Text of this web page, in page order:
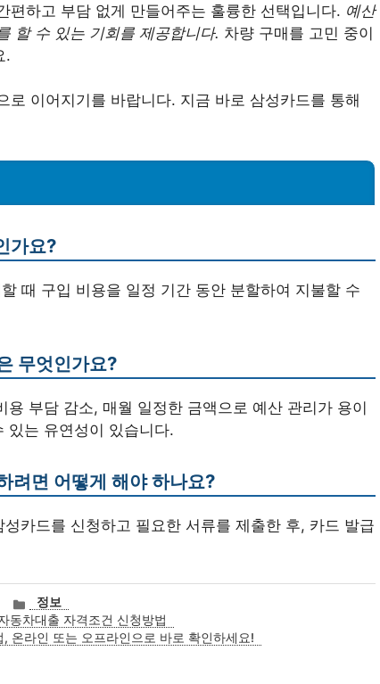
편하고 부담 없게 만들어주는 훌륭한 선택입니다. 예산
할 수 있는 기회를 제공합니다. 차량 구매를 고민 중이
.
로 이어지기를 바랍니다. 지금 바로 삼성카드를 통해
가요?
때 구입 비용을 일정 기간 동안 분할하여 지불할 수
무엇인가요?
부담 감소, 매월 일정한 금액으로 예산 관리가 용이
있는 유연성이 있습니다.
려면 어떻게 해야 하나요?
카드를 신청하고 필요한 서류를 제출한 후, 카드 발급
카
테
고
정보
동차대출 자격조건 신청방법
온라인 또는 오프라인으로 바로 확인하세요!